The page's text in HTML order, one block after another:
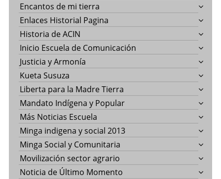
Encantos de mi tierra
Enlaces Historial Pagina
Historia de ACIN
Inicio Escuela de Comunicación
Justicia y Armonía
Kueta Susuza
Liberta para la Madre Tierra
Mandato Indígena y Popular
Más Noticias Escuela
Minga indigena y social 2013
Minga Social y Comunitaria
Movilización sector agrario
Noticia de Último Momento